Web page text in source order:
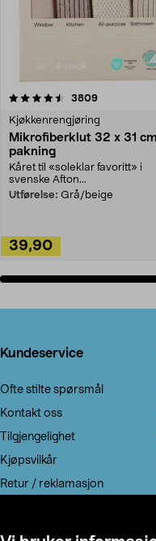
3809anmeldelser
Kjøkkenrengjøring
Mikrofiberklut 32 x 31
pakning
Kåret til «soleklar favoritt» i
svenske Afton...
Utførelse: Grå/beige
39,90
4.5av 5 stjerner
Kundeservice
Ofte stilte spørsmål
Kontakt oss
Tilgjengelighet
Kjøpsvilkår
Retur / reklamasjon